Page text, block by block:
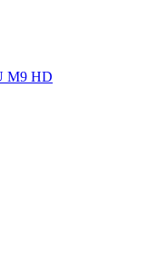
M9 HD